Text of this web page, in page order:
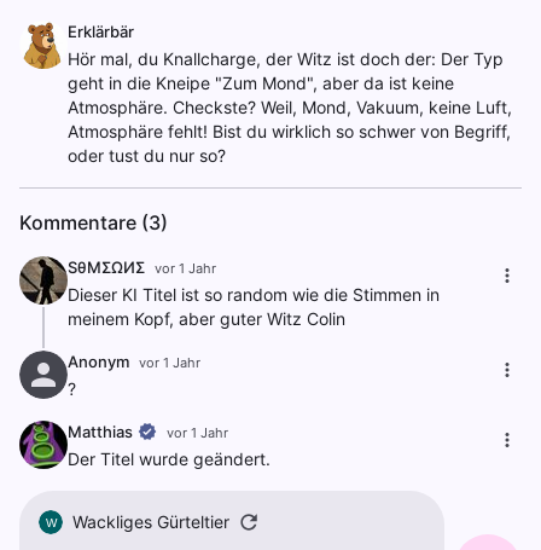
Erklärbär
Hör mal, du Knallcharge, der Witz ist doch der: Der Typ
geht in die Kneipe "Zum Mond", aber da ist keine
Atmosphäre. Checkste? Weil, Mond, Vakuum, keine Luft,
Atmosphäre fehlt! Bist du wirklich so schwer von Begriff,
oder tust du nur so?
Kommentare (3)
SθΜΣΩͶΣ vor 1 Jahr
Dieser KI Titel ist so random wie die Stimmen in
meinem Kopf, aber guter Witz Colin
Anonym vor 1 Jahr
?
Matthias vor 1 Jahr
Der Titel wurde geändert.
W Wackliges Gürteltier